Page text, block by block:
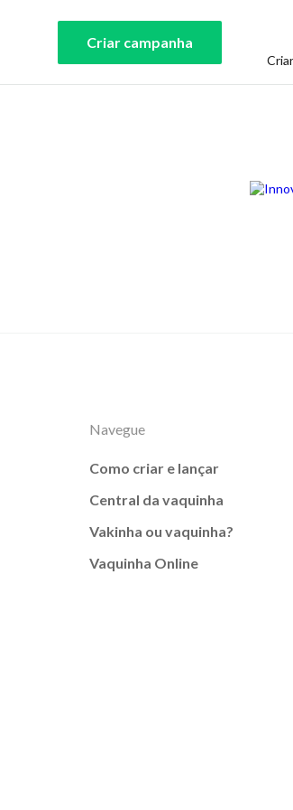
Criar campanha
Navegue
Como criar e lançar
Central da vaquinha
Vakinha ou vaquinha?
Vaquinha Online